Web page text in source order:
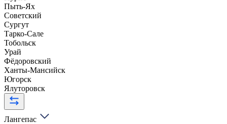
Пыть-Ях
Советский
Сургут
Тарко-Сале
Тобольск
Урай
Фёдоровский
Ханты-Мансийск
Югорск
Ялуторовск
Лангепас